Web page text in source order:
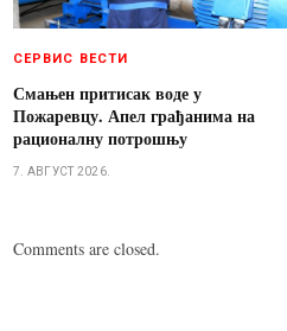
СЕРВИС ВЕСТИ
Смањен притисак воде у
Пожаревцу. Апел грађанима на
рационалну потрошњу
7. АВГУСТ 2026.
Comments are closed.